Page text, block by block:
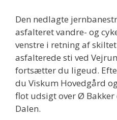
Den nedlagte
asfalteret vandre- og
venstre i retning af
asfalterede sti ved
fortsætter du ligeud.
du Viskum Hovedgård
flot udsigt over Ø Bakker
Dalen.